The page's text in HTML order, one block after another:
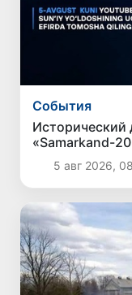
Cобытия
Исторический
«Samarkand-
орбиту5 авг 2026,